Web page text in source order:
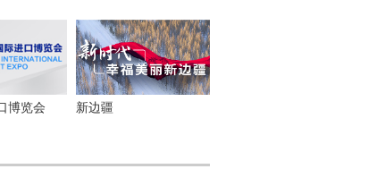
博览会 新边疆